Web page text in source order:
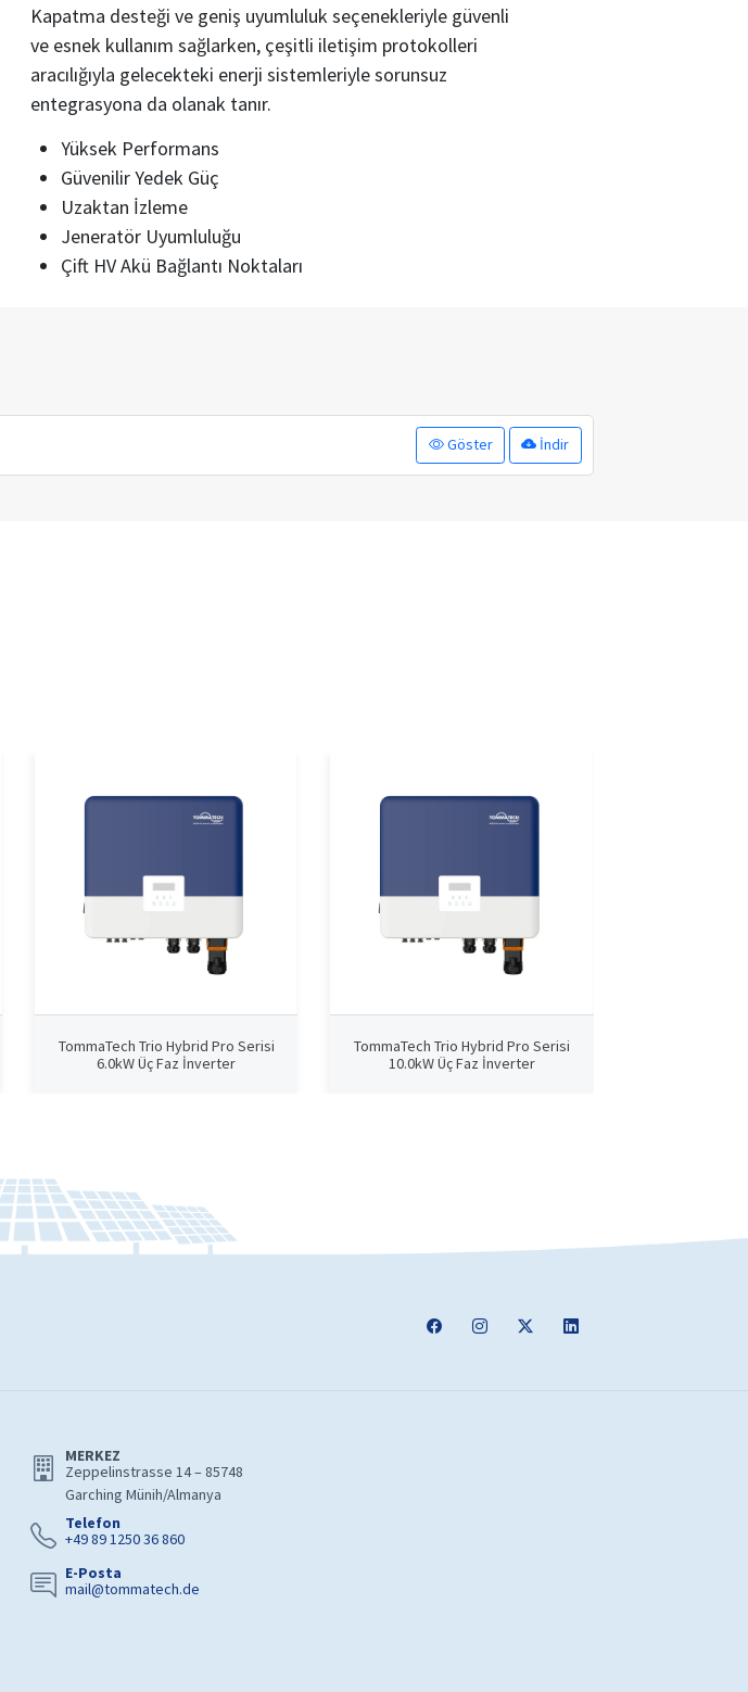
Kapatma desteği ve geniş uyumluluk seçenekleriyle güvenli
ve esnek kullanım sağlarken, çeşitli iletişim protokolleri
aracılığıyla gelecekteki enerji sistemleriyle sorunsuz
entegrasyona da olanak tanır.
Yüksek Performans
Güvenilir Yedek Güç
Uzaktan İzleme
Jeneratör Uyumluluğu
Çift HV Akü Bağlantı Noktaları
Göster İndir
TommaTech Trio Hybrid Pro Serisi
6.0kW Üç Faz İnverter
TommaTech Trio Hybrid Pro Serisi
10.0kW Üç Faz İnverter
MERKEZ
Zeppelinstrasse 14 – 85748
Garching Münih/Almanya
Telefon
+49 89 1250 36 860
E-Posta
mail@tommatech.de